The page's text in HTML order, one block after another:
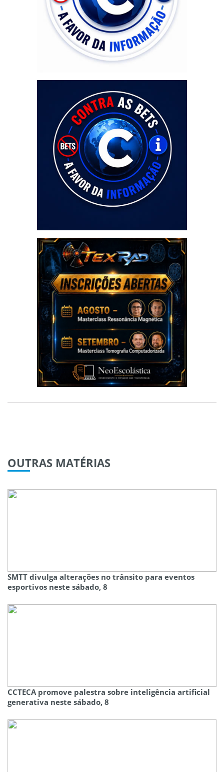
OUTRAS MATÉRIAS
SMTT divulga alterações no trânsito para eventos
esportivos neste sábado, 8
CCTECA promove palestra sobre inteligência artificial
generativa neste sábado, 8